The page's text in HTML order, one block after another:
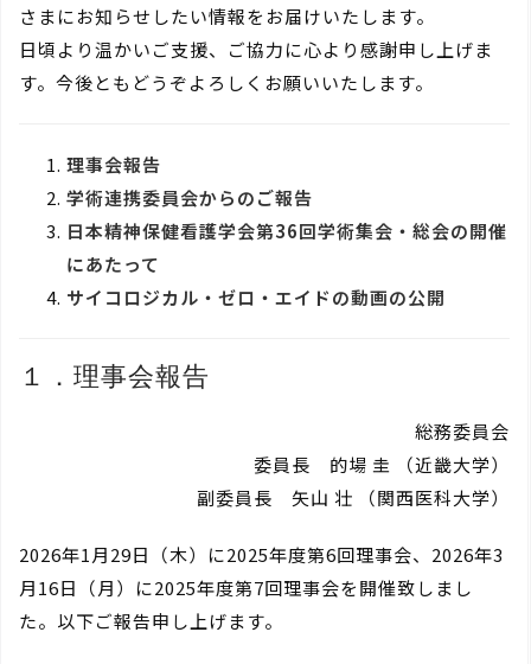
さまにお知らせしたい情報をお届けいたします。
日頃より温かいご支援、ご協力に心より感謝申し上げま
す。今後ともどうぞよろしくお願いいたします。
理事会報告
学術連携委員会からのご報告
日本精神保健看護学会第36回学術集会・総会の開催
にあたって
サイコロジカル・ゼロ・エイドの動画の公開
１．理事会報告
総務委員会
委員長 的場 圭 （近畿大学）
副委員長 矢山 壮 （関西医科大学）
2026年1月29日（木）に2025年度第6回理事会、2026年3
月16日（月）に2025年度第7回理事会を開催致しまし
た。以下ご報告申し上げます。